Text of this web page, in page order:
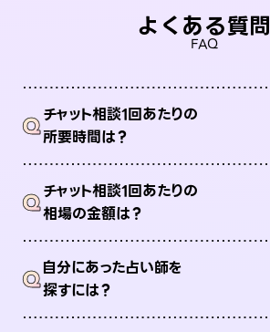
よくある質問
FAQ
Qチャット相談1回あたりの
所要時間は？
Qチャット相談1回あたりの
相場の金額は？
Q自分にあった占い師を
探すには？